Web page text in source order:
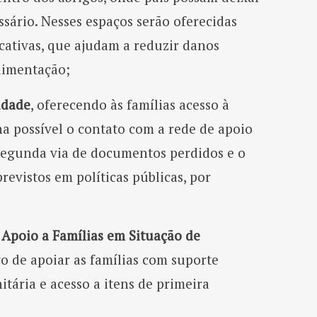
Nesses espaços serão oferecidas
que ajudam a reduzir danos
, oferecendo às famílias acesso à
possível o contato com a rede de apoio
via de documentos perdidos e o
em políticas públicas, por
a Famílias em Situação de
de apoiar as famílias com suporte
e acesso a itens de primeira